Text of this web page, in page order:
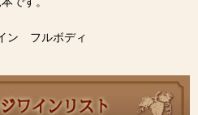
ン フルボディ